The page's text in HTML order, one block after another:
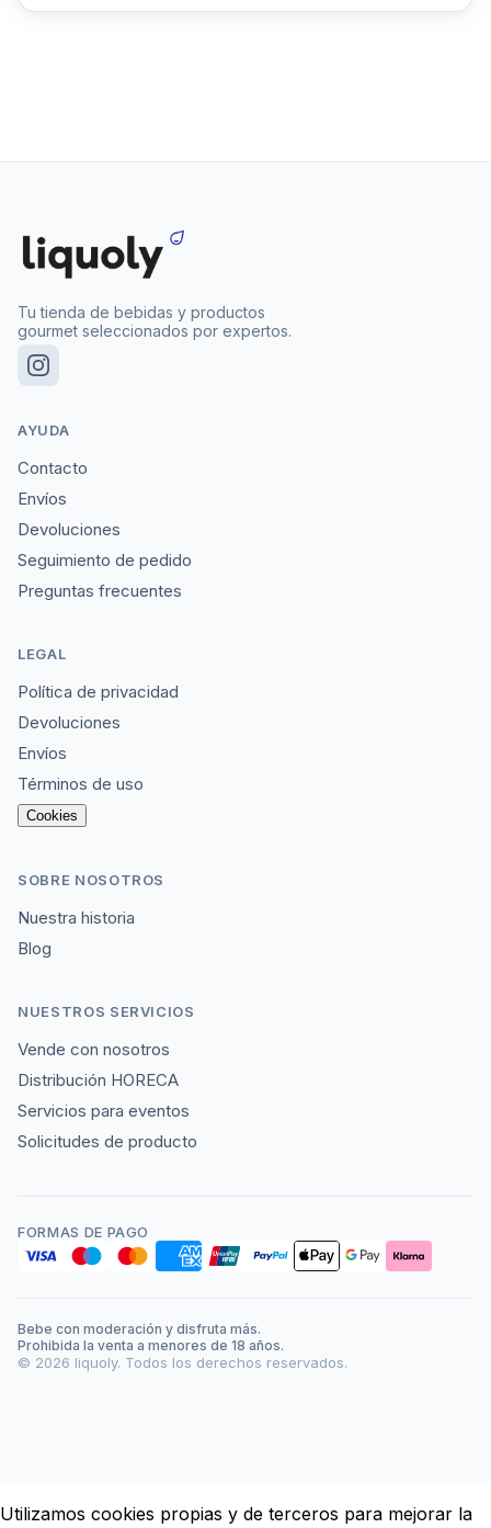
Tu tienda de bebidas y productos
gourmet seleccionados por expertos.
AYUDA
Contacto
Envíos
Devoluciones
Seguimiento de pedido
Preguntas frecuentes
LEGAL
Política de privacidad
Devoluciones
Envíos
Términos de uso
Cookies
SOBRE NOSOTROS
Nuestra historia
Blog
NUESTROS SERVICIOS
Vende con nosotros
Distribución HORECA
Servicios para eventos
Solicitudes de producto
FORMAS DE PAGO
Bebe con moderación y disfruta más.
Prohibida la venta a menores de 18 años.
© 2026 liquoly. Todos los derechos reservados.
Utilizamos cookies propias y de terceros para mejorar la